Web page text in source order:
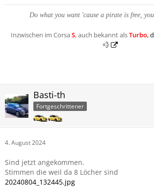
Do what you want 'cause a pirate is free,
Inzwischen im CorsaS, auch bekannt alsTurbo,
💨
Basti-th
Fortgeschrittener
4. August 2024
Sind jetzt angekommen.
Stimmen die weil da 8 Löcher sind
20240804_132445.jpg